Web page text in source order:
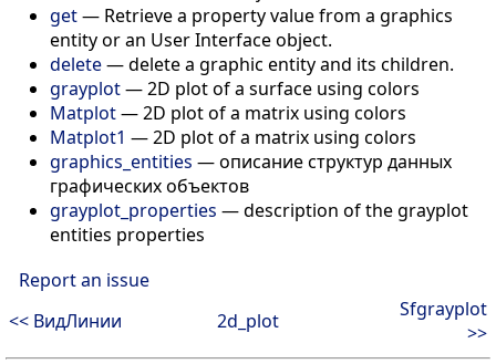
get— Retrieve a property value from a graphics
entity or an User Interface object.
delete— delete a graphic entity and its children.
grayplot— 2D plot of a surface using colors
Matplot— 2D plot of a matrix using colors
Matplot1 — 2D plot of a matrix using colors
graphics_entities — описание структур данных
графических объектов
grayplot_properties — description of the grayplot
entities properties
Report an issue
<< ВидЛинии
2d_plot
Sfgrayplot
>>